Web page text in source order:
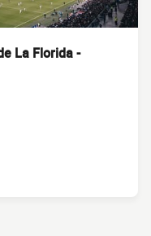
La Florida -